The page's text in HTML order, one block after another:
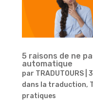
5 raisons de ne
automatique
par TRADUTOURS|
dans la traduction,
pratiques